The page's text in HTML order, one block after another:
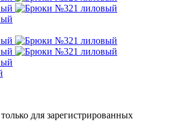
для зарегистрированных